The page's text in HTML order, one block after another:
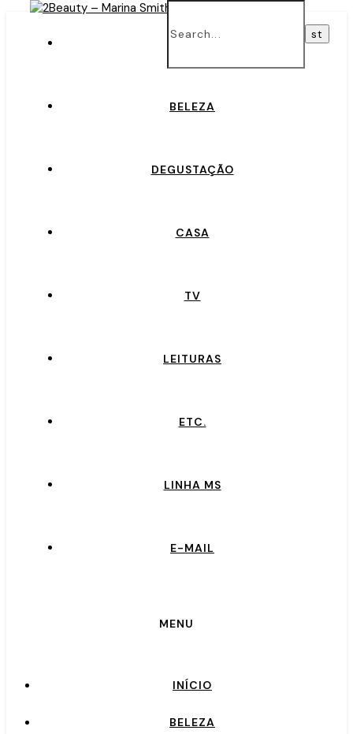
BELEZA
DEGUSTAÇÃO
CASA
TV
LEITURAS
ETC.
LINHA MS
E-MAIL
MENU
INÍCIO
BELEZA